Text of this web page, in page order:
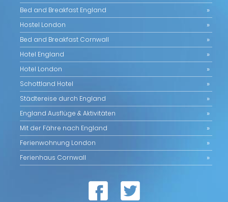
Bed and Breakfast England
Hostel London
Bed and Breakfast Cornwall
Hotel England
Hotel London
Schottland Hotel
Städtereise durch England
England Ausflüge & Aktivitäten
Mit der Fähre nach England
Ferienwohnung London
Ferienhaus Cornwall